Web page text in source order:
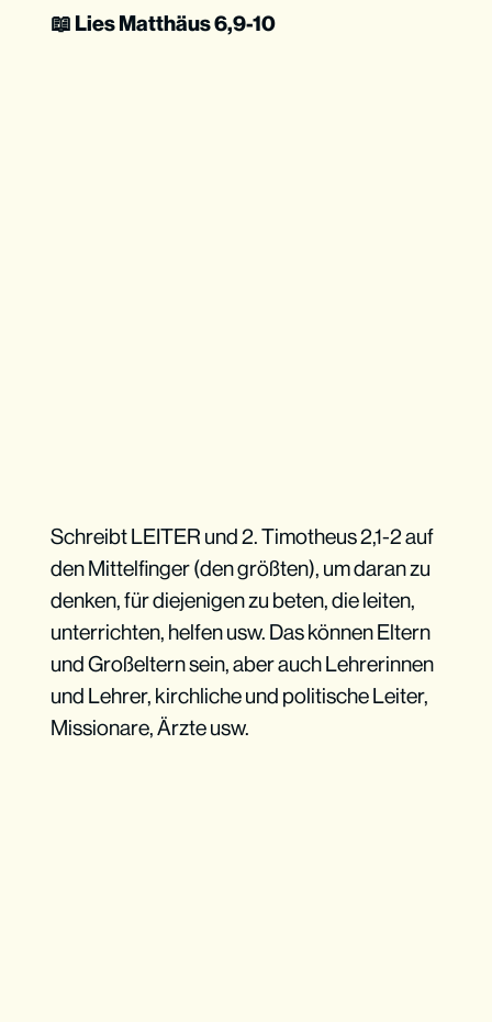
📖 Lies Matthäus 6,9-10
Schreibt LEITER und 2. Timotheus 2,1-2 auf
den Mittelfinger (den größten), um daran zu
denken, für diejenigen zu beten, die leiten,
unterrichten, helfen usw. Das können Eltern
und Großeltern sein, aber auch Lehrerinnen
und Lehrer, kirchliche und politische Leiter,
Missionare, Ärzte usw.